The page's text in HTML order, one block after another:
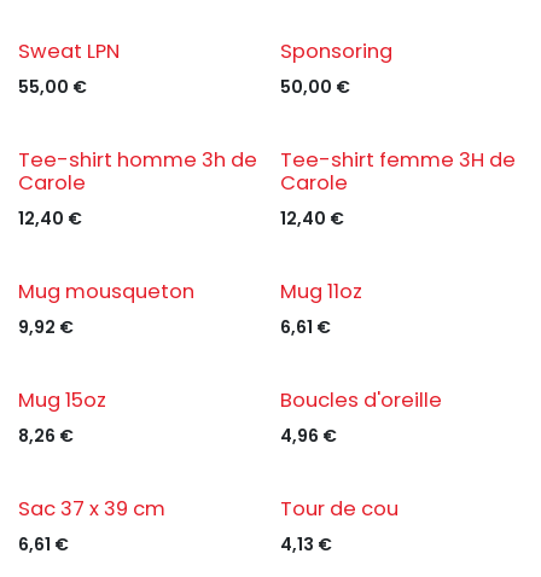
Sweat LPN
55,00 €
Sponsoring
50,00 €
Tee-shirt homme 3h de
Carole
12,40 €
Tee-shirt femme 3H de
Carole
12,40 €
Mug mousqueton
9,92 €
Mug 11oz
6,61 €
Mug 15oz
8,26 €
Boucles d'oreille
4,96 €
Sac 37 x 39 cm
6,61 €
Tour de cou
4,13 €